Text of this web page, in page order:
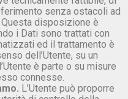
senza ostacoli ad
disposizione è
i Dati sono trattati con
ed il trattamento è
dell’Utente, su un
è parte o su misure
connesse.
L’Utente può proporre